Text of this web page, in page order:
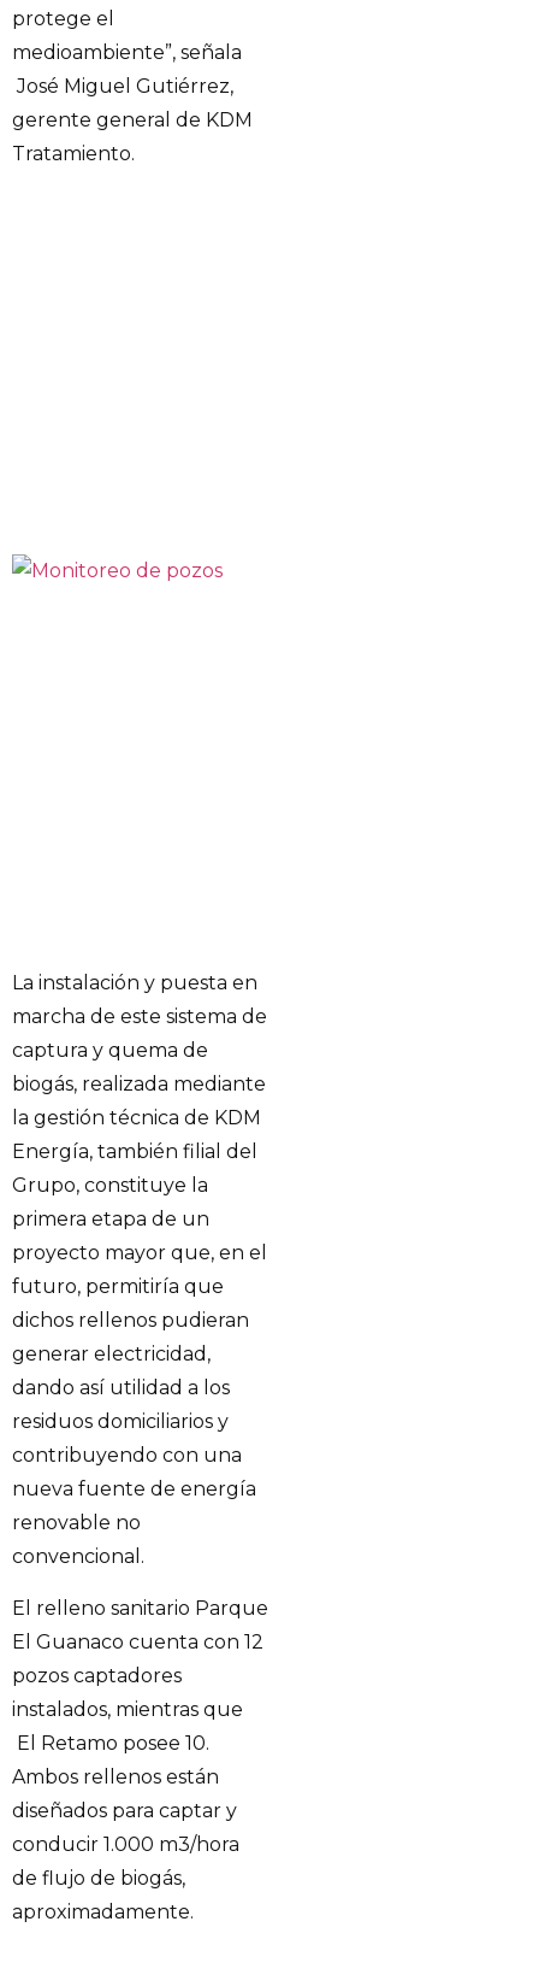
protege el
medioambiente”, señala
José Miguel Gutiérrez,
gerente general de KDM
Tratamiento.
La instalación y puesta en
marcha de este sistema de
captura y quema de
biogás, realizada mediante
la gestión técnica de KDM
Energía, también filial del
Grupo, constituye la
primera etapa de un
proyecto mayor que, en el
futuro, permitiría que
dichos rellenos pudieran
generar electricidad,
dando así utilidad a los
residuos domiciliarios y
contribuyendo con una
nueva fuente de energía
renovable no
convencional.
El relleno sanitario Parque
El Guanaco cuenta con 12
pozos captadores
instalados, mientras que
El Retamo posee 10.
Ambos rellenos están
diseñados para captar y
conducir 1.000 m3/hora
de flujo de biogás,
aproximadamente.